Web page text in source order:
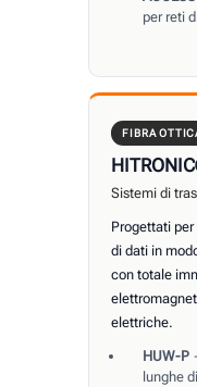
per reti
FIBRA
Sistemi di
Progettati
di dati in
con totale
elettriche.
HUW-P
lunghe